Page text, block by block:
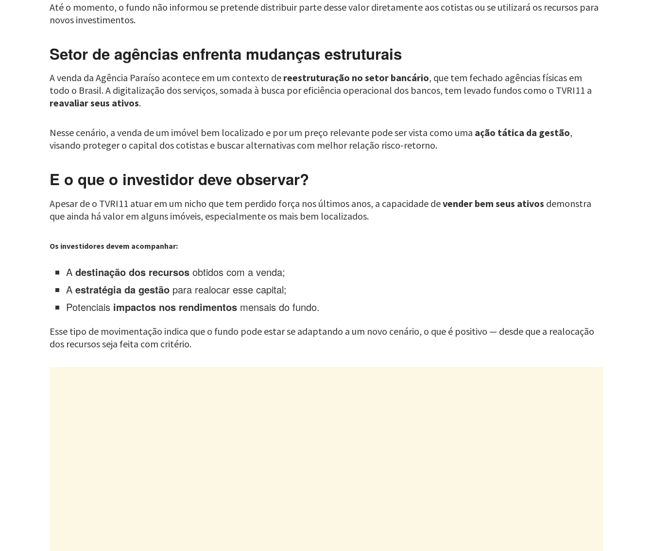
Até o momento, o fundo não informou se pretende distribuir parte desse valor diretamente aos cotistas ou se utilizará os recursos para
novos investimentos.
Setor de agências enfrenta mudanças estruturais
A venda da Agência Paraíso acontece em um contexto de reestruturação no setor bancário, que tem fechado agências físicas em
todo o Brasil. A digitalização dos serviços, somada à busca por eficiência operacional dos bancos, tem levado fundos como o TVRI11 a
reavaliar seus ativos.
Nesse cenário, a venda de um imóvel bem localizado e por um preço relevante pode ser vista como uma ação tática da gestão,
visando proteger o capital dos cotistas e buscar alternativas com melhor relação risco-retorno.
E o que o investidor deve observar?
Apesar de o TVRI11 atuar em um nicho que tem perdido força nos últimos anos, a capacidade devender bem seus ativos demonstra
que ainda há valor em alguns imóveis, especialmente os mais bem localizados.
Os investidores devem acompanhar:
Adestinação dos recursos obtidos com a venda;
Aestratégia da gestão para realocar esse capital;
Potenciais impactos nos rendimentos mensais do fundo.
Esse tipo de movimentação indica que o fundo pode estar se adaptando a um novo cenário, o que é positivo — desde que a realocação
dos recursos seja feita com critério.